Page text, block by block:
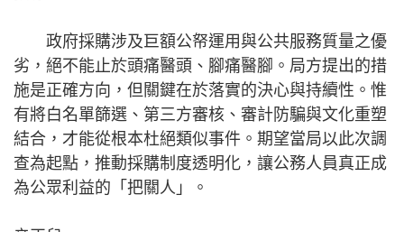
政府採購涉及巨額公帑運用與公共服務質量之優
劣，絕不能止於頭痛醫頭、腳痛醫腳。局方提出的措
施是正確方向，但關鍵在於落實的決心與持續性。惟
有將白名單篩選、第三方審核、審計防騙與文化重塑
結合，才能從根本杜絕類似事件。期望當局以此次調
查為起點，推動採購制度透明化，讓公務人員真正成
為公眾利益的「把關人」。